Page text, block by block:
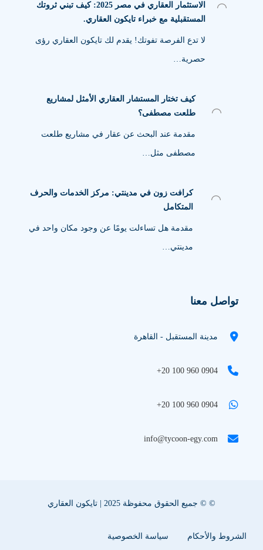
الاستثمار العقاري في مصر 2025: كيف تبني ثروتك
المستقبلية مع خبراء تايكون العقاري.
لا تدع الفرصة تفوتك! يقدم لك تايكون العقاري رؤى
حصرية…
كيف تختار المستشار العقاري الأمثل لمشاريع
طلعت مصطفى؟
مقدمة عند البحث عن عقار في مشاريع طلعت
مصطفى مثل…
كرافت زون في مدينتي: مركز الخدمات والحرف
المتكامل
مقدمة هل تساءلت يومًا عن وجود مكان واحد في
مدينتي…
تواصل معنا
مدينة المستقبل - القاهرة
+20 100 960 0904
+20 100 960 0904
info@tycoon-egy.com
© © جميع الحقوق محفوظة 2025 | تايكون العقاري
الشروط والأحكام سياسة الخصوصية